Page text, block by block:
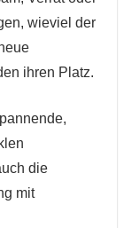
wieviel der
ihren Platz.
die
mit